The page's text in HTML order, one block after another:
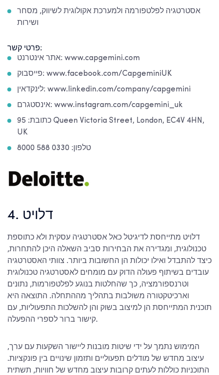
אסטרטגיה לפלטפורמה ולמערכת אקולוגית לשיווק, מסחר
ושירות
פרטי קשר:
אתר אינטרנט: www.capgemini.com
פייסבוק: www.facebook.com/CapgeminiUK
לינקדאין: www.linkedin.com/company/capgemini
אינסטגרם: www.instagram.com/capgemini_uk
כתובת: 95 Queen Victoria Street, London, EC4V 4HN,
UK
טלפון: 0330 588 8000
4. דלויט
דלויט מתייחסת לדיגיטל כאל אסטרטגיה עסקית ולא כתוספת
טכנולוגית, ומגדירה את הבחירות סביב השאלה היכן להתחרות,
כיצד להתבדל ואילו יכולות הן החשובות ביותר. צוותי האסטרטגיה
עובדים בשיתוף פעולה הדוק עם מומחים לאסטרטגיה טכנולוגית
וטרנספורמציה, כך שהחלטות בנוגע לפלטפורמות, נתונים
וארכיטקטורה משולבות בתהליך מההתחלה. התוצאה היא
תוכנית המתייחסת הן למיצוב בשוק והן להשלכות התפעוליות, עם
קישור ברור לספרי ההפעלה.
המימוש נתמך על ידי שיטות מובנות ליישור השקעות עם ערך,
עיצוב מחדש של מודלים תפעוליים ותזמון שינויים בין פונקציות.
התוכניות כוללות לעתים קרובות עיצוב מחדש של חוויות, תשתית